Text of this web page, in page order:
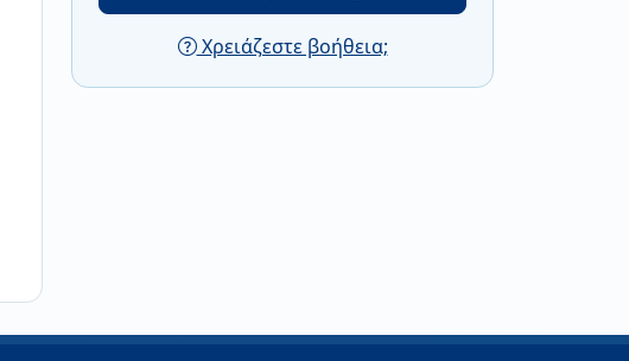
Χρειάζεστε βοήθεια;